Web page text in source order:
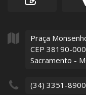
Praça
CEP 38190-000
Sacramento -
(34) 3351-8900